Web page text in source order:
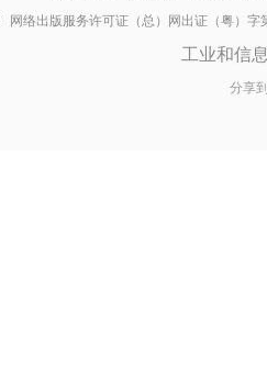
网络出版服务许可证（总）网出证（粤）
工业和信
分享